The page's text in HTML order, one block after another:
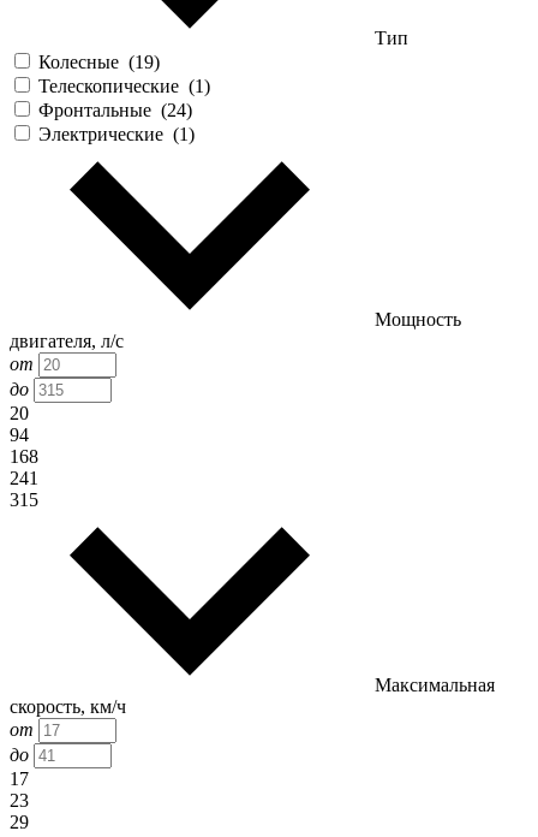
Тип
Колесные (19)
Телескопические (1)
Фронтальные (24)
Электрические (1)
Мощность
двигателя, л/с
от
до
20
94
168
241
315
Максимальная
скорость, км/ч
от
до
17
23
29